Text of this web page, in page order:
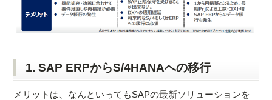
1. SAP ERPからS/4HANAへの移行
メリットは、なんといってもSAPの最新ソリューションを